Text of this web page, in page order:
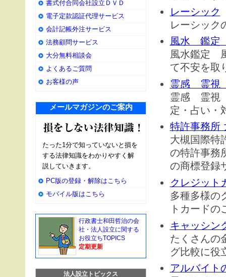
レーシック
レーシック
風水 鑑
風水鑑定
て不安を取
霊感 霊
霊感 霊視
定・占い・
特許事務所
大槻国際特
の特許事務
の商標登録
クレジット
多種多様の
トカードの
キャッシン
たくさんの
グ比較に役
アルバイト
書式付合同会社設立ＤＶＤ
電子定款認証代理サービス
会計記帳外注サービス
法務顧問サービス
大分無料相談会
よくあるご質問
お客様の声
メールマガジンのご案内
たった1分で知っていないと損を
する法律知識をわかりやすく解
説していきます。
PC版の登録・解除はこちら
モバイル版はこちら
行政書士和田哲治の会
社・法人設立に関する
お役立ちTOPICS
定期更新
法人設立トピックス